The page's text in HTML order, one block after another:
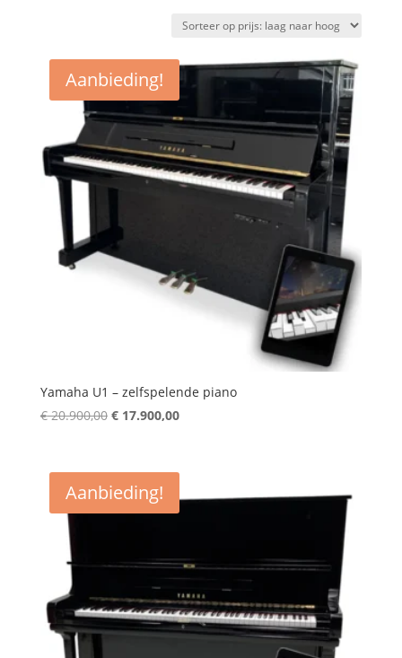
prijs:
naar
hoog
Aanbieding!
Yamaha U1 – zelfspelende piano
€20.900,00 Oorspronkelijke
€ 20.900,00.
€17.900,00Huidige
€ 17.900,00.
Aanbieding!